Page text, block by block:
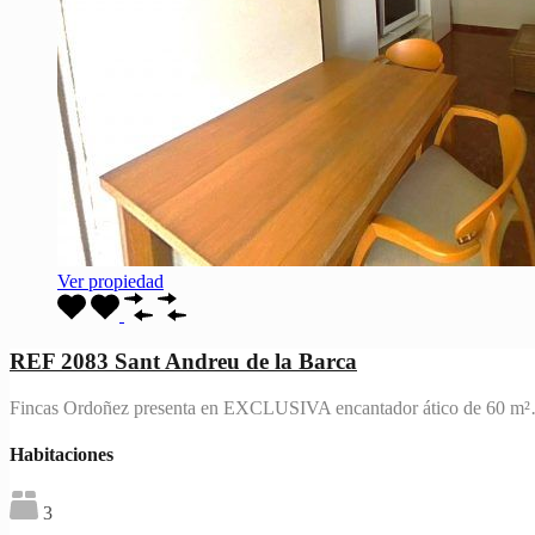
Ver propiedad
REF 2083 Sant Andreu de la Barca
Fincas Ordoñez presenta en EXCLUSIVA encantador ático de 60
Habitaciones
3